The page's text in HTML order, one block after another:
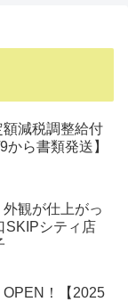
減税調整給付
ら書類発送】
観が仕上がっ
SKIPシティ店
！【2025